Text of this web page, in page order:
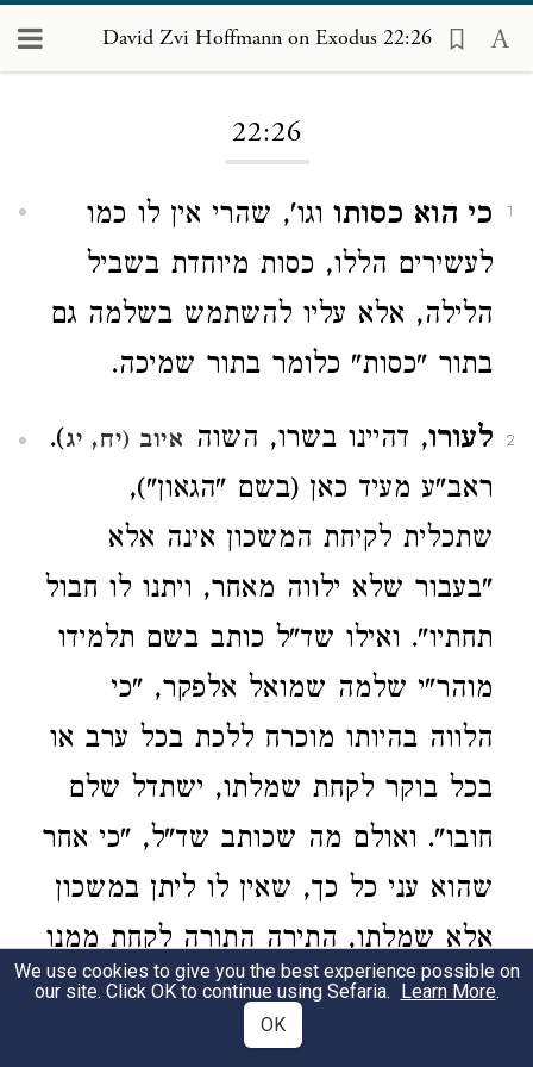
David Zvi Hoffmann on Exodus 22:26
22:26
1 כי הוא כסותו וגו', שהרי אין לו כמו
לעשירים הללו, כסות מיוחדת בשביל
הלילה, אלא עליו להשתמש בשלמה גם
בתור "כסות" כלומר בתור שמיכה.
2 לעורו, דהיינו בשרו, השוה איוב (יח, יג).
ראב"ע מעיד כאן (בשם "הגאון"),
שתכלית לקיחת המשכון אינה אלא
"בעבור שלא ילווה מאחר, ויתנו לו חבול
תחתיו". ואילו שד"ל כותב בשם תלמידו
מוהר"י שלמה שמואל אלפקר, "כי
הלווה בהיותו מוכרח ללכת בכל ערב או
בכל בוקר לקחת שמלתו, ישתדל שלם
חובו". ואולם מה שכותב שד"ל, "כי אחר
שהוא עני כל כך, שאין לו ליתן במשכון
אלא שמלתו, התירה התורה לקחת ממנו
שמלתו ליום אחד, באופן שיצטרך
להתבזות ולצאת בלא שמלה או להיות
We use cookies to give you the best experience possible on
our site. Click OK to continue using Sefaria. Learn More.
OK